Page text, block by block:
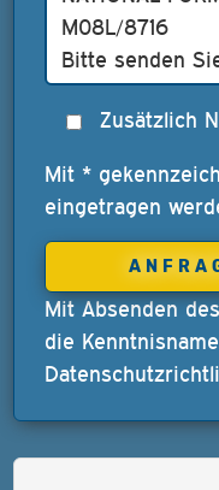
Zusätzlich
Mit *
eingetragen
Mit Absenden
die